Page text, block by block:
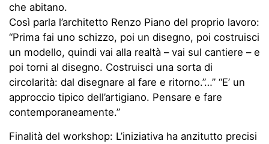
che abitano.
Così parla l’architetto Renzo Piano del proprio lavoro:
“Prima fai uno schizzo, poi un disegno, poi costruisci
un modello, quindi vai alla realtà – vai sul cantiere – e
poi torni al disegno. Costruisci una sorta di
circolarità: dal disegnare al fare e ritorno.”…” “E’ un
approccio tipico dell’artigiano. Pensare e fare
contemporaneamente.”
Finalità del workshop: L’iniziativa ha anzitutto precisi